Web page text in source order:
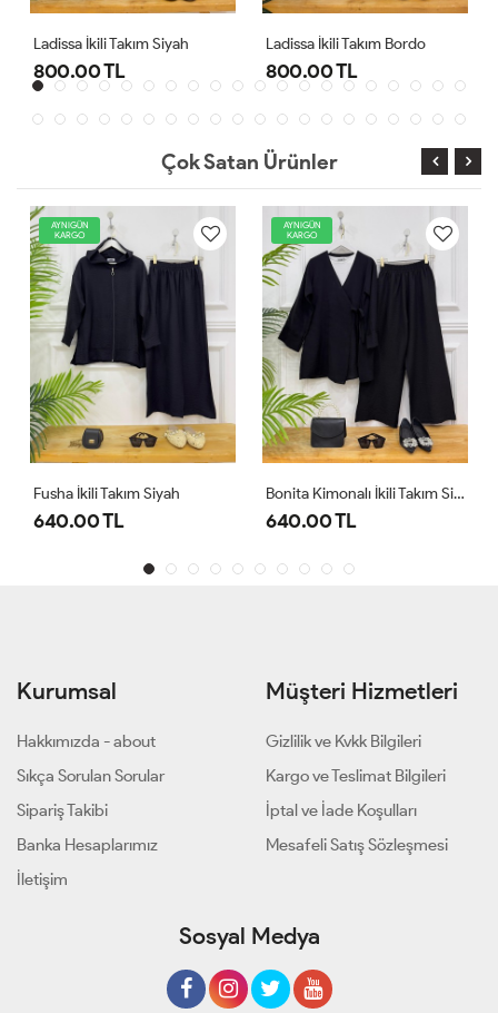
Ladissa İkili Takım Bordo
800.00 TL
Ladissa İkili Takım Gri
800.00 TL
Çok Satan Ürünler
AYNIGÜN
KARGO
İkili Takım Siyah
TL
AYNIGÜN
Bonita Kimonalı İkili Takım Siyah
640.00 TL
Kurumsal
Hakkımızda - about
Sıkça Sorulan Sorular
Sipariş Takibi
Banka Hesaplarımız
İletişim
Müşteri Hizmetleri
Gizlilik ve Kvkk Bilgileri
Kargo ve Teslimat Bilgileri
İptal ve İade Koşulları
Mesafeli Satış Sözleşmesi
Sosyal Medya